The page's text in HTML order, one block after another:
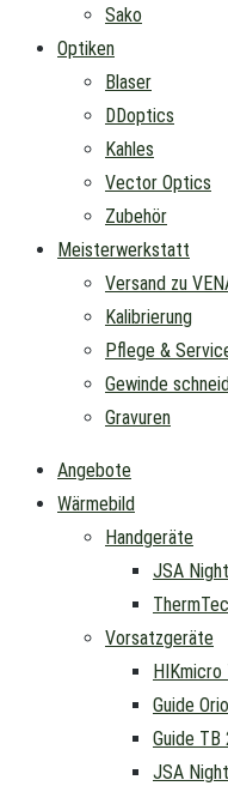
Sako
Optiken
Blaser
DDoptics
Kahles
Vector Optics
Zubehör
Meisterwerkstatt
Versand zu
Kalibrierung
Pflege &
Gewinde
Gravuren
Angebote
Wärmebild
Handgeräte
JSA
Vorsatzgeräte
HIKmicro
Guide
Guide TB
JSA